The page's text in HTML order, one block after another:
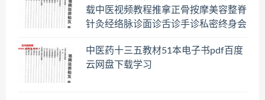
载中医视频教程推拿正骨按摩美容整脊
针灸经络脉诊面诊舌诊手诊私密终身会
中医药十三五教材51本电子书pdf百度
云网盘下载学习